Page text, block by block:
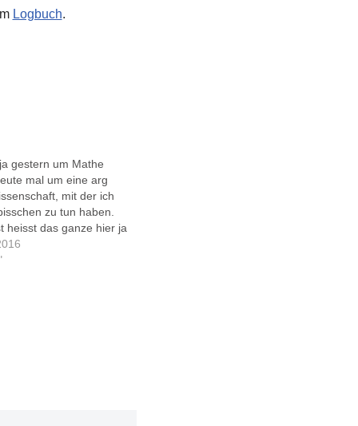
Logbuch.
gestern um Mathe
mal um eine arg
mit der ich
zu tun haben.
heisst das ganze hier ja
Eine
was Informatik